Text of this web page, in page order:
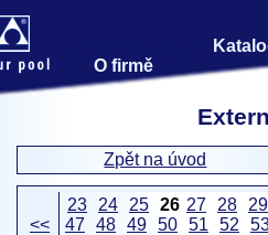
O firmě
Zpět na úvod
<<
23 24 25 26 27 28
29
47
48 49 50 51 52